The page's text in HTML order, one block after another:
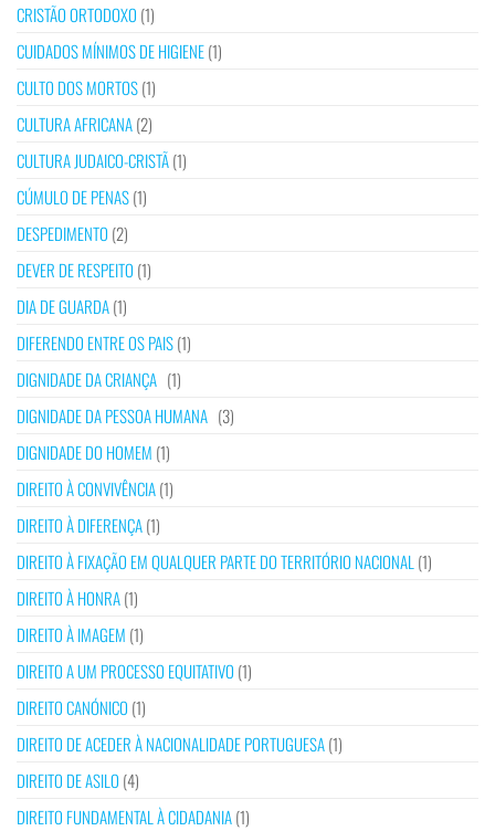
CRISTÃO ORTODOXO (1)
CUIDADOS MÍNIMOS DE HIGIENE(1)
CULTO DOS MORTOS(1)
CULTURA AFRICANA(2)
CULTURA JUDAICO-CRISTÃ(1)
CÚMULO DE PENAS(1)
DESPEDIMENTO (2)
DEVER DE RESPEITO (1)
DIA DE GUARDA(1)
DIFERENDO ENTRE OS PAIS(1)
DIGNIDADE DA CRIANÇA (1)
DIGNIDADE DA PESSOA HUMANA (3)
DIGNIDADE DO HOMEM (1)
DIREITO À CONVIVÊNCIA(1)
DIREITO À DIFERENÇA(1)
DIREITO À FIXAÇÃO EM QUALQUER PARTE DO TERRITÓRIO NACIONAL (1)
DIREITO À HONRA(1)
DIREITO À IMAGEM (1)
DIREITO A UM PROCESSO EQUITATIVO (1)
DIREITO CANÓNICO (1)
DIREITO DE ACEDER À NACIONALIDADE PORTUGUESA(1)
DIREITO DE ASILO (4)
DIREITO FUNDAMENTAL À CIDADANIA(1)